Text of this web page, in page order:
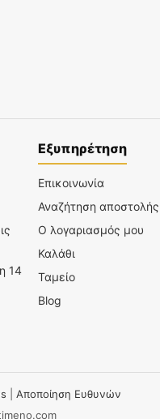
14
Εξυπηρέτηση
Επικοινωνία
Αναζήτηση αποστολής
Ο λογαριασμός μου
Καλάθι
Ταμείο
Blog
Αποποίηση Ευθυνών